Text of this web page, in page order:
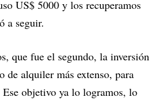
US$ 5000 y los recuperamos
a seguir.
que fue el segundo, la inversión
de alquiler más extenso, para
objetivo ya lo logramos, lo